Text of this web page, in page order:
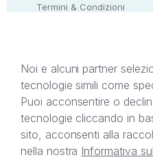
Termini & Condizioni
Il presente sito web è di
C.F. e P.IVA
titolare di tutti i diritti
afferenti ai marchi,
sul sito web. Si invita
Noi e alcuni partner
tecnologie simili come
Puoi acconsentire o
tecnologie cliccando in
sito, acconsenti alla
nella nostra Informativa